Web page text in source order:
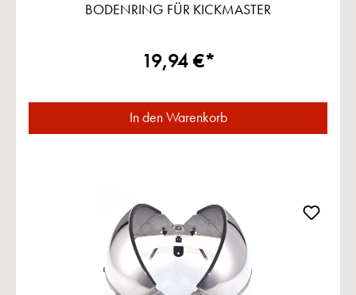
BODENRING FÜR KICKMASTER
19,94 €*
In den Warenkorb